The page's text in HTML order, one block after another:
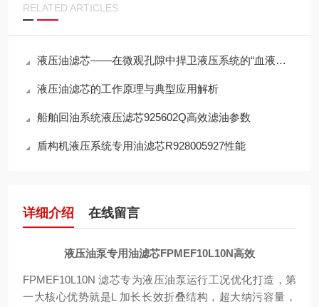
RELATED ARTICLES
液压油滤芯——在微观孔隙中捍卫液压系统的“血液纯净”
液压油滤芯的工作原理与典型应用解析
船舶回油系统液压滤芯925602Q高效滤油参数
盾构机液压系统专用油滤芯R928005927性能
详细介绍 在线留言
液压油泵专用油滤芯FPMEF10L10N高效
FPMEF10L10N 滤芯专为液压油泵运行工况优化打造，第
一大核心优势就是L 加长长效折叠结构，超大纳污容量，